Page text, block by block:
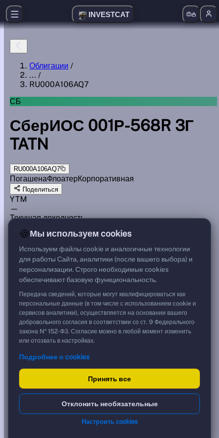
INVESTCAT
Облигации /
... /
RU000A106AQ7
СБ
СберИОС 001Р-568R 3Г
TATN
RU000A106AQ7
ПогашенаФлоатерКорпоративная
Поделиться
YTM
—
Текущая доходность
G спред
Срок, лет
0,00
Дюрация, лет
Рейтинг
AA
Тип
Корпоративная
Доходность и цена
YTM от Мосбиржи ?
0,00 %
Реальная доходность (с инфляцией)
?
***
Срок обращения, лет
?
0
🍪Мы используем cookies
Используем файлы cookie и аналогичные технологии
для работы Сайта, аналитики (после вашего выбора) и
персонализации. Строго необходимые cookies
обеспечивают базовую функциональность.
Передача сведений, которые могут квалифицироваться как
персональные данные (в том числе с использованием cookie и
сервисов аналитики), осуществляется на основании вашего
добровольного согласия в соответствии со ст. 9 Федерального
закона № 152-ФЗ. Согласие можно в любой момент изменить
или отозвать в настройках.
Подробнее о cookies
Принять все
Отклонить необязательные
Настроить cookies